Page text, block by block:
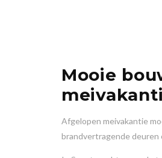
Mooie
Afgelopen meivakantie
brandvertragende deuren